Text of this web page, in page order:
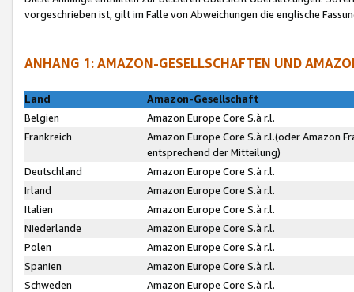
vorgeschrieben ist, gilt im Falle von Abweichungen die englische
ANHANG 1: AMAZON-GESELLSCHAFTEN UND
Land
Amazon-Gesellschaft
Belgien
Amazon Europe Core S.à r.l.
Frankreich
Amazon Europe Core S.à r.l.(oder Amazon
entsprechend der Mitteilung)
Deutschland
Amazon Europe Core S.à r.l.
Irland
Amazon Europe Core S.à r.l.
Italien
Amazon Europe Core S.à r.l.
Niederlande
Amazon Europe Core S.à r.l.
Polen
Amazon Europe Core S.à r.l.
Spanien
Amazon Europe Core S.à r.l.
Schweden
Amazon Europe Core S.à r.l.